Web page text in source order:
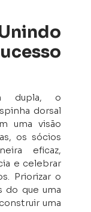
dupla, o
dorsal
uma visão
os sócios
eficaz,
e celebrar
Priorizar o
do que uma
uma